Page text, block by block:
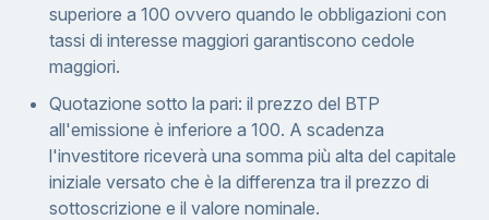
superiore a 100 ovvero quando le obbligazioni con
tassi di interesse maggiori garantiscono cedole
maggiori.
Quotazione sotto la pari: il prezzo del BTP
all'emissione è inferiore a 100. A scadenza
l'investitore riceverà una somma più alta del capitale
iniziale versato che è la differenza tra il prezzo di
sottoscrizione e il valore nominale.